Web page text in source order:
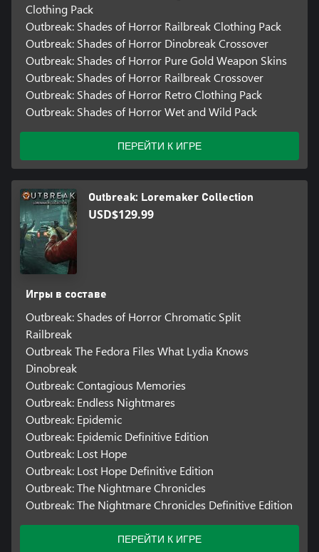
Clothing Pack
Outbreak: Shades of Horror Railbreak Clothing Pack
Outbreak: Shades of Horror Dinobreak Crossover
Outbreak: Shades of Horror Pure Gold Weapon Skins
Outbreak: Shades of Horror Railbreak Crossover
Outbreak: Shades of Horror Retro Clothing Pack
Outbreak: Shades of Horror Wet and Wild Pack
ПЕРЕЙТИ К ИГРЕ
Outbreak: Loremaker Collection
USD$129.99
Игры в составе
Outbreak: Shades of Horror Chromatic Split
Railbreak
Outbreak The Fedora Files What Lydia Knows
Dinobreak
Outbreak: Contagious Memories
Outbreak: Endless Nightmares
Outbreak: Epidemic
Outbreak: Epidemic Definitive Edition
Outbreak: Lost Hope
Outbreak: Lost Hope Definitive Edition
Outbreak: The Nightmare Chronicles
Outbreak: The Nightmare Chronicles Definitive Edition
ПЕРЕЙТИ К ИГРЕ